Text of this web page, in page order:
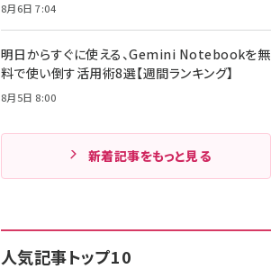
8月6日 7:04
明日からすぐに使える、Gemini Notebookを無
料で使い倒す活用術8選【週間ランキング】
8月5日 8:00
新着記事をもっと見る
人気記事トップ10